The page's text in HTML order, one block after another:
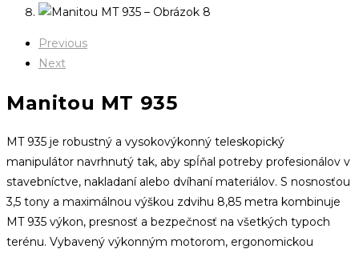
Previous
Next
Manitou MT 935
MT 935 je robustný a vysokovýkonný teleskopický
manipulátor navrhnutý tak, aby spĺňal potreby profesionálov v
stavebníctve, nakladaní alebo dvíhaní materiálov. S nosnosťou
3,5 tony a maximálnou výškou zdvihu 8,85 metra kombinuje
MT 935 výkon, presnosť a bezpečnosť na všetkých typoch
terénu. Vybavený výkonným motorom, ergonomickou